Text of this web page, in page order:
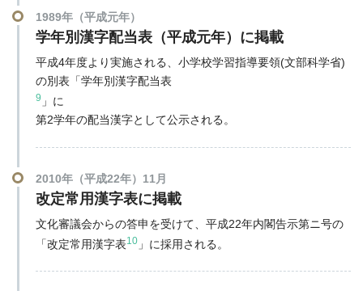
1989年（平成元年）
学年別漢字配当表（平成元年）に掲載
平成4年度より実施される、小学校学習指導要領(文部科学省)
の別表「学年別漢字配当表
9 」に
第2学年の配当漢字として公示される。
2010年（平成22年）11月
改定常用漢字表に掲載
文化審議会からの答申を受けて、平成22年内閣告示第ニ号の
「改定常用漢字表10」に採用される。